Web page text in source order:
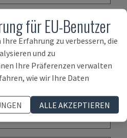
für EU-Benutzer
Erfahrung zu verbessern, die
und zu
Ihre Präferenzen verwalten
wie wir Ihre Daten
ALLE AKZEPTIEREN